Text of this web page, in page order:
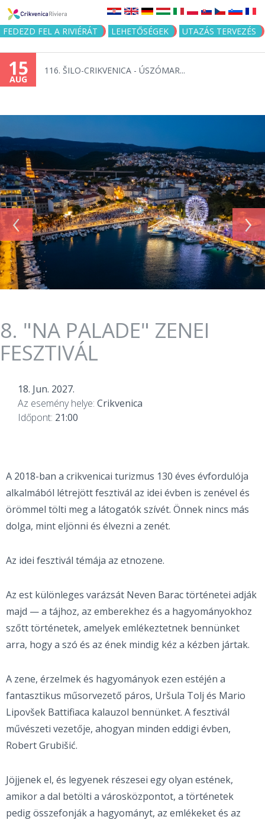
Jump to navigation
FEDEZD FEL A RIVIÉRÁT LEHETŐSÉGEK UTAZÁS TERVEZÉS
15
AUG
116. ŠILO-CRIKVENICA - ÚSZÓMAR...
‹ ›
8. "NA PALADE" ZENEI
FESZTIVÁL
18. Jun. 2027.
Az esemény helye: Crikvenica
Időpont: 21:00
A 2018-ban a crikvenicai turizmus 130 éves évfordulója
alkalmából létrejött fesztivál az idei évben is zenével és
örömmel tölti meg a látogatók szívét. Önnek nincs más
dolga, mint eljönni és élvezni a zenét.
Az idei fesztivál témája az etnozene.
Az est különleges varázsát Neven Barac történetei adják
majd — a tájhoz, az emberekhez és a hagyományokhoz
szőtt történetek, amelyek emlékeztetnek bennünket
arra, hogy a szó és az ének mindig kéz a kézben jártak.
A zene, érzelmek és hagyományok ezen estéjén a
fantasztikus műsorvezető páros, Uršula Tolj és Mario
Lipovšek Battifiaca kalauzol bennünket. A fesztivál
művészeti vezetője, ahogyan minden eddigi évben,
Robert Grubišić.
Jöjjenek el, és legyenek részesei egy olyan estének,
amikor a dal betölti a városközpontot, a történetek
pedig összefonják a hagyományt, az emlékeket és az